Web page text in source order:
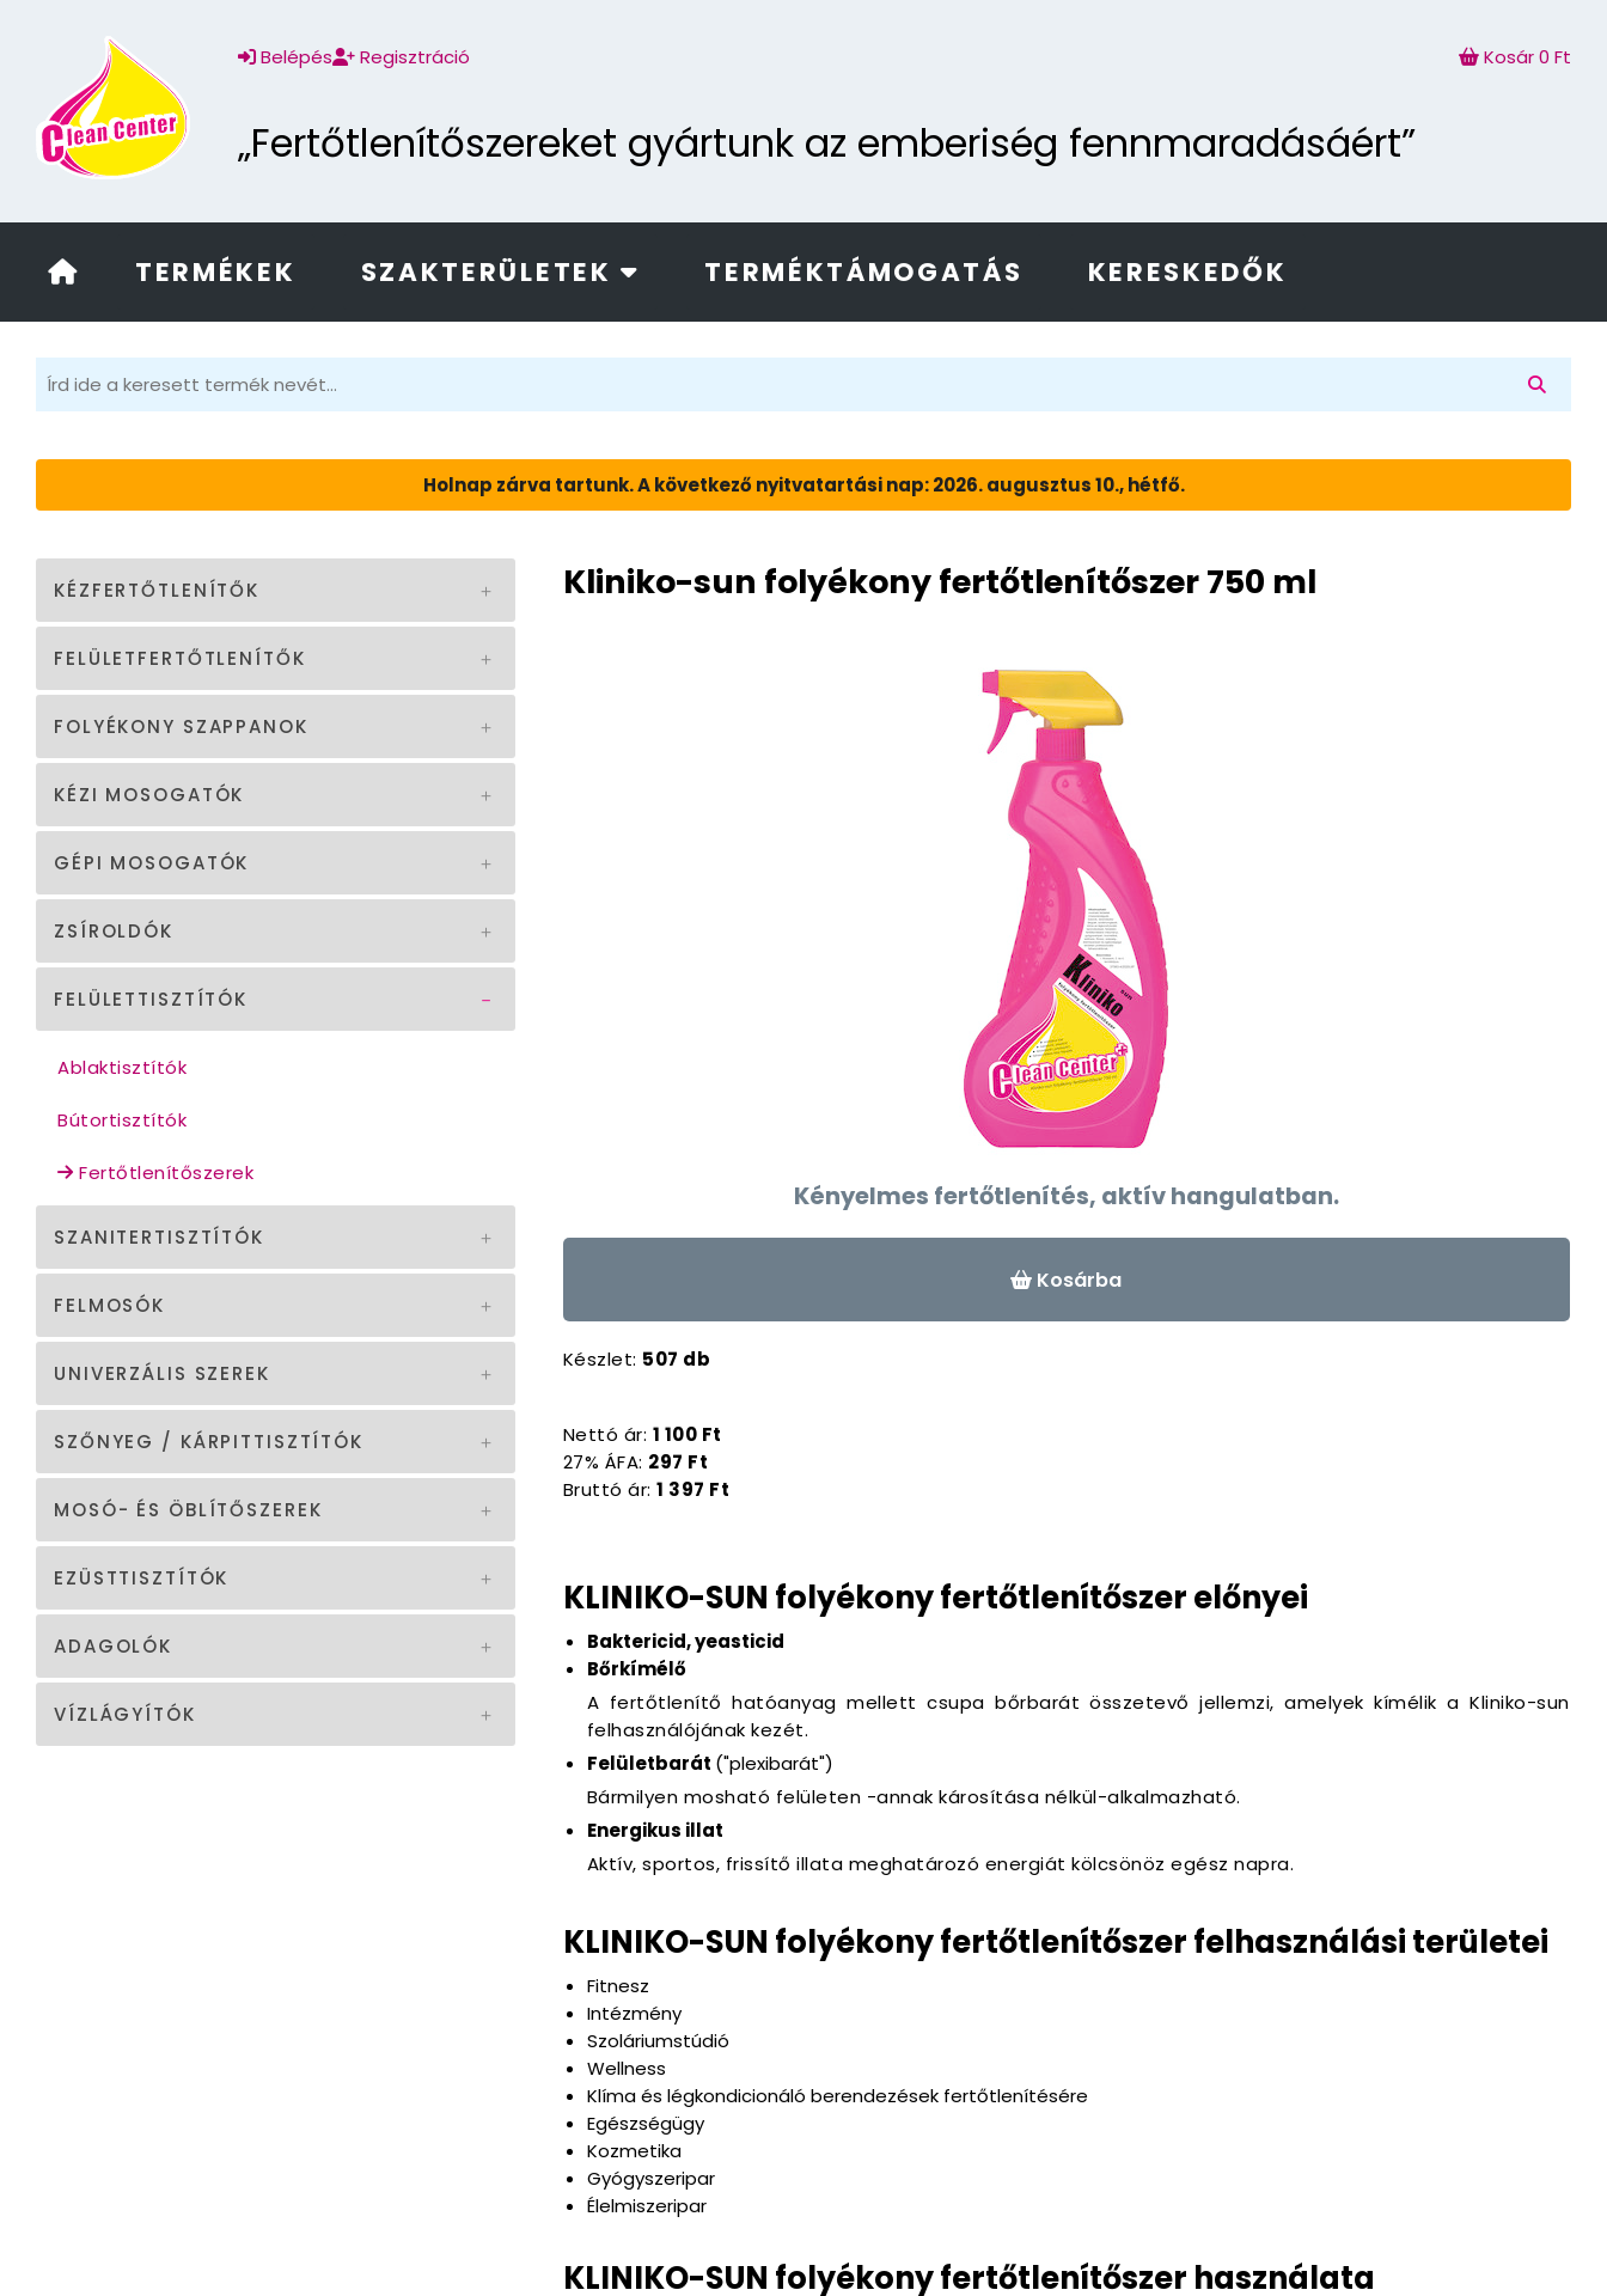
Belépés Regisztráció Kosár0 Ft
„Fertőtlenítőszereket gyártunk az emberiség fennmaradásáért”
TERMÉKEK SZAKTERÜLETEK TERMÉKTÁMOGATÁS KERESKEDŐK
Holnap zárva tartunk. A következő nyitvatartási nap: 2026. augusztus 10., hétfő.
KÉZFERTŐTLENÍTŐK
FELÜLETFERTŐTLENÍTŐK
FOLYÉKONY SZAPPANOK
KÉZI MOSOGATÓK
GÉPI MOSOGATÓK
ZSÍROLDÓK
FELÜLETTISZTÍTÓK
Ablaktisztítók
Bútortisztítók
Fertőtlenítőszerek
SZANITERTISZTÍTÓK
FELMOSÓK
UNIVERZÁLIS SZEREK
SZŐNYEG / KÁRPITTISZTÍTÓK
MOSÓ- ÉS ÖBLÍTŐSZEREK
EZÜSTTISZTÍTÓK
ADAGOLÓK
VÍZLÁGYÍTÓK
Kliniko-sun folyékony fertőtlenítőszer 750 ml
Kényelmes fertőtlenítés, aktív hangulatban.
Kosárba
Készlet: 507 db
Nettó ár: 1 100 Ft
27% ÁFA: 297 Ft
Bruttó ár:1 397 Ft
KLINIKO-SUN folyékony fertőtlenítőszer előnyei
Baktericid, yeasticid
Bőrkímélő
A fertőtlenítő hatóanyag mellett csupa bőrbarát összetevő jellemzi, amelyek kímélik a Kliniko-sun
felhasználójának kezét.
Felületbarát ("plexibarát")
Bármilyen mosható felületen -annak károsítása nélkül-alkalmazható.
Energikus illat
Aktív, sportos, frissítő illata meghatározó energiát kölcsönöz egész napra.
KLINIKO-SUN folyékony fertőtlenítőszer felhasználási területei
Fitnesz
Intézmény
Szoláriumstúdió
Wellness
Klíma és légkondicionáló berendezések fertőtlenítésére
Egészségügy
Kozmetika
Gyógyszeripar
Élelmiszeripar
KLINIKO-SUN folyékony fertőtlenítőszer használata